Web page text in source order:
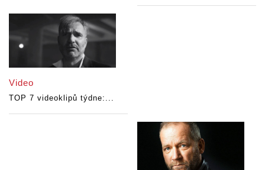
Video
TOP 7 videoklipů týdne:...